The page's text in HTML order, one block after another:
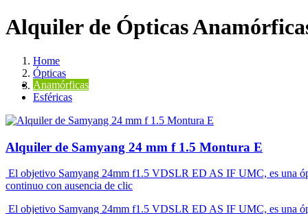
Alquiler de Ópticas
Home
Ópticas
Anamórficas
Anamórficas
Esféricas
Alquiler de Samyang 24 mm f 1.5 Montura E
El objetivo Samyang 24mm f1.5 VDSLR ED AS IF UMC, es una
continuo con ausencia de clic
El objetivo Samyang 24mm f1.5 VDSLR ED AS IF UMC, es una